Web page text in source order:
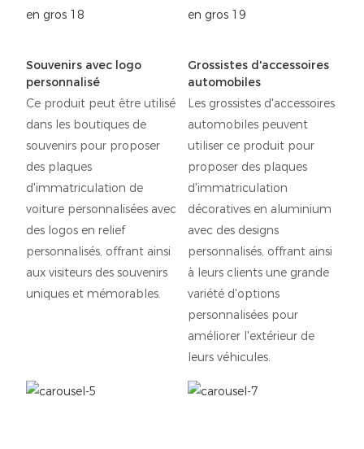
Souvenirs avec logo
personnalisé
Ce produit peut être utilisé
dans les boutiques de
souvenirs pour proposer
des plaques
d'immatriculation de
voiture personnalisées avec
des logos en relief
personnalisés, offrant ainsi
aux visiteurs des souvenirs
uniques et mémorables.
Grossistes d'accessoires
automobiles
Les grossistes d'accessoires
automobiles peuvent
utiliser ce produit pour
proposer des plaques
d'immatriculation
décoratives en aluminium
avec des designs
personnalisés, offrant ainsi
à leurs clients une grande
variété d'options
personnalisées pour
améliorer l'extérieur de
leurs véhicules.